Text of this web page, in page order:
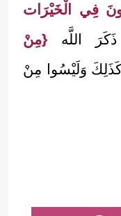
فِي الْخَيْرَات
اللَّه {مِنْ
وَلَيْسُوا مِنْ